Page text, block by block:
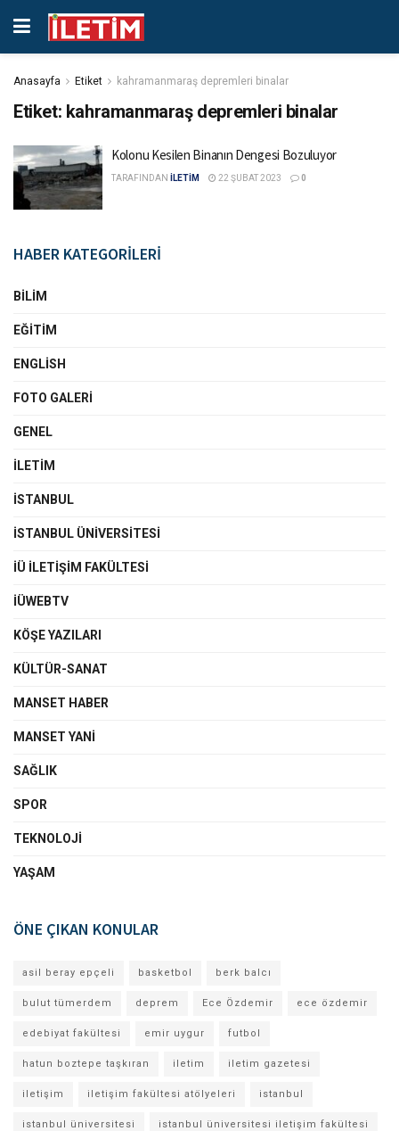
Anasayfa Etiket kahramanmaraş depremleri binalar
Etiket: kahramanmaraş depremleri binalar
Kolonu Kesilen Binanın Dengesi Bozuluyor
TARAFINDAN İLETİM 22 ŞUBAT 2023 0
HABER KATEGORİLERİ
BILIM
EĞITIM
ENGLISH
FOTO GALERI
GENEL
İLETIM
İSTANBUL
İSTANBUL ÜNIVERSITESI
İÜ İLETIŞIM FAKÜLTESI
İÜWEBTV
KÖŞE YAZILARI
KÜLTÜR-SANAT
MANSET HABER
MANSET YANI
SAĞLIK
SPOR
TEKNOLOJI
YAŞAM
ÖNE ÇIKAN KONULAR
asil beray epçeli basketbol berk balcı
bulut tümerdem deprem Ece Özdemir ece özdemir
edebiyat fakültesi emir uygur futbol
hatun boztepe taşkıran iletim iletim gazetesi
iletişim iletişim fakültesi atölyeleri istanbul
istanbul üniversitesi istanbul üniversitesi iletişim fakültesi